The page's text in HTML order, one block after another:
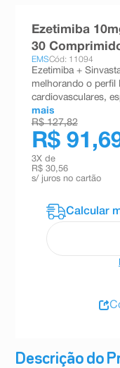
Descrição do
Ezetimiba
30
EMSCód: 11094
Ezetimiba +
melhorando o perfil
cardiovasculares,
mais
R$ 127,82
R$
3X de
R$ 30,56
s/ juros no cartão
esmalte
10ºabsorvente